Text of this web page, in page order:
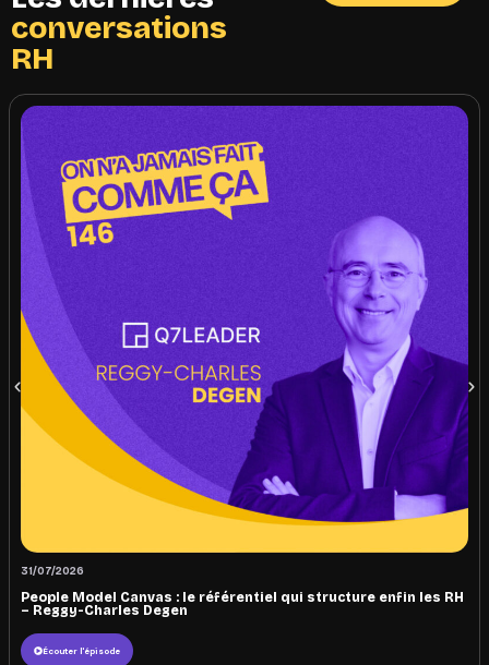
conversations
RH
31/07/2026
People Model Canvas : le référentiel qui structure enfin les RH
– Reggy-Charles Degen
Écouter l'épisode